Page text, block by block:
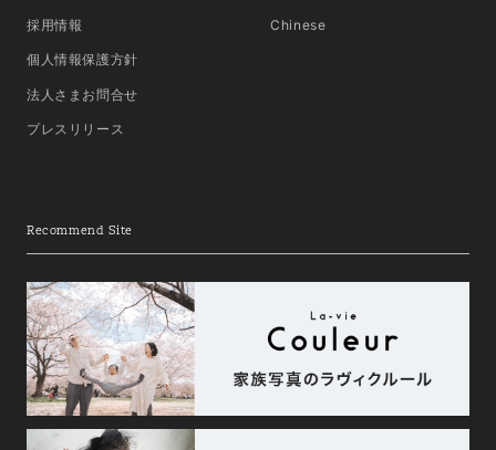
採用情報
個人情報保護方針
法人さまお問合せ
プレスリリース
Chinese
Recommend Site